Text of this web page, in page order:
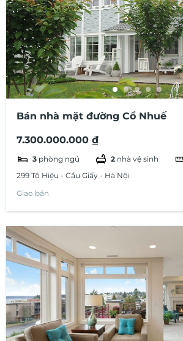
Bán nhà mặt đường Cổ Nhuế
7.300.000.000 ₫
3 phòng ngủ 2 nhà vệ sinh
299 Tô Hiệu - Cầu Giấy - Hà Nội
Giao bán